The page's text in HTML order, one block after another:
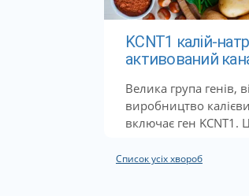
KCNT1 калій-
активований
Велика група генів,
виробництво
включає ген KCNT1.
Список усіх хвороб